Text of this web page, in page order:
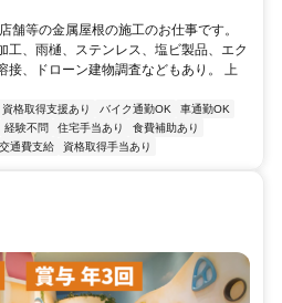
舗等の金属屋根の施工のお仕事です。
工、雨樋、ステンレス、塩ビ製品、エク
接、ドローン建物調査などもあり。 上
資格取得支援あり バイク通勤OK
車通勤OK
経験不問 住宅手当あり
食費補助あり
交通費支給 資格取得手当あり